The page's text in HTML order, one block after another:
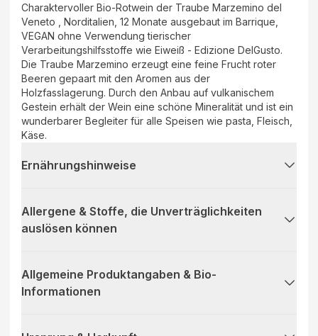
Charaktervoller Bio-Rotwein der Traube Marzemino del
Veneto , Norditalien, 12 Monate ausgebaut im Barrique,
VEGAN ohne Verwendung tierischer
Verarbeitungshilfsstoffe wie Eiweiß - Edizione DelGusto.
Die Traube Marzemino erzeugt eine feine Frucht roter
Beeren gepaart mit den Aromen aus der
Holzfasslagerung. Durch den Anbau auf vulkanischem
Gestein erhält der Wein eine schöne Mineralität und ist ein
wunderbarer Begleiter für alle Speisen wie pasta, Fleisch,
Käse.
Ernährungshinweise
Allergene & Stoffe, die Unverträglichkeiten
auslösen können
Allgemeine Produktangaben & Bio-
Informationen